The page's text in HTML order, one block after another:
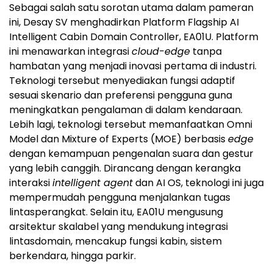
Sebagai salah satu sorotan utama dalam pameran
ini, Desay SV menghadirkan Platform Flagship AI
Intelligent Cabin Domain Controller, EA01U. Platform
ini menawarkan integrasicloud-edge tanpa
hambatan yang menjadi inovasi pertama di industri.
Teknologi tersebut menyediakan fungsi adaptif
sesuai skenario dan preferensi pengguna guna
meningkatkan pengalaman di dalam kendaraan.
Lebih lagi, teknologi tersebut memanfaatkan Omni
Model dan Mixture of Experts (MOE) berbasisedge
dengan kemampuan pengenalan suara dan gestur
yang lebih canggih. Dirancang dengan kerangka
interaksiintelligent agentdan AI OS, teknologi ini juga
mempermudah pengguna menjalankan tugas
lintasperangkat. Selain itu, EA01U mengusung
arsitektur skalabel yang mendukung integrasi
lintasdomain, mencakup fungsi kabin, sistem
berkendara, hingga parkir.